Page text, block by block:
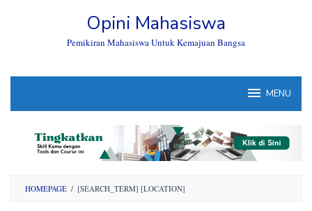
Opini Mahasiswa
Pemikiran Mahasiswa Untuk Kemajuan Bangsa
MENU
HOMEPAGE / [SEARCH_TERM] [LOCATION]